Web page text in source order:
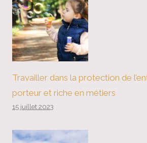
Travailler dans la protection de
porteur et riche en métiers
15 juillet 2023